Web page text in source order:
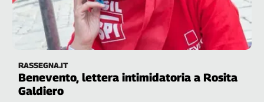
il
della
anni
Cgil
Collettiva
RASSEGNA.IT
Benevento, lettera intimidatoria a Rosita
Galdiero